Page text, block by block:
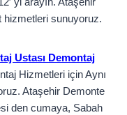
hizmetleri sunuyoruz.
Ustası Demontaj
Hizmetleri için Aynı
Ataşehir Demonte
den cumaya, Sabah